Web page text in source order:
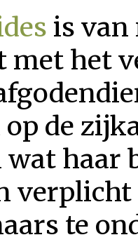
is van
met het
op de
haar
te